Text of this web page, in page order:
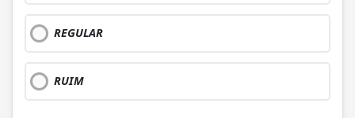
REGULAR
RUIM